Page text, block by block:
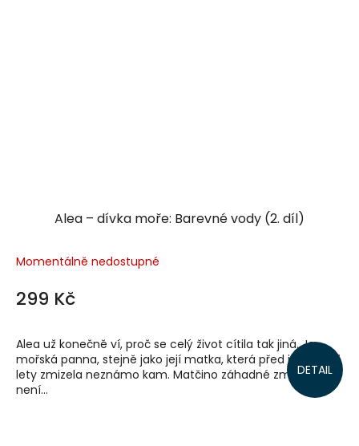
Alea – dívka moře: Barevné vody (2. díl)
Momentálně nedostupné
299 Kč
DETAIL
Alea už konečně ví, proč se celý život cítila tak jiná. Je
mořská panna, stejně jako její matka, která před jedenácti
lety zmizela neznámo kam. Matčino záhadné zmizení
není...